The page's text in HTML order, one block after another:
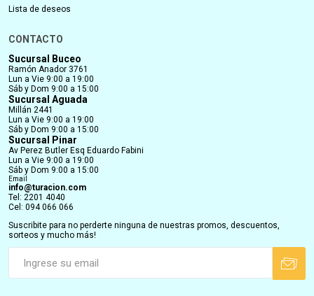
Lista de deseos
CONTACTO
Sucursal Buceo
Ramón Anador 3761
Lun a Vie 9:00 a 19:00
Sáb y Dom 9:00 a 15:00
Sucursal Aguada
Millán 2441
Lun a Vie 9:00 a 19:00
Sáb y Dom 9:00 a 15:00
Sucursal Pinar
Av Perez Butler Esq Eduardo Fabini
Lun a Vie 9:00 a 19:00
Sáb y Dom 9:00 a 15:00
Email
info@turacion.com
Tel: 2201 4040
Cel: 094 066 066
Suscribite para no perderte ninguna de nuestras promos, descuentos,
sorteos y mucho más!